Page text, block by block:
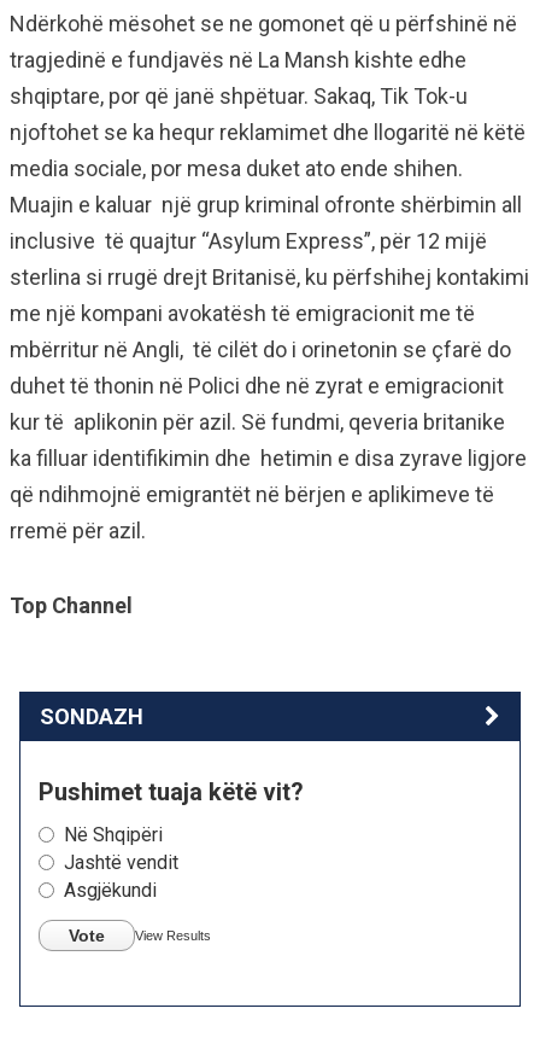
Ndërkohë mësohet se ne gomonet që u përfshinë në
tragjedinë e fundjavës në La Mansh kishte edhe
shqiptare, por që janë shpëtuar. Sakaq, Tik Tok-u
njoftohet se ka hequr reklamimet dhe llogaritë në këtë
media sociale, por mesa duket ato ende shihen.
Muajin e kaluar një grup kriminal ofronte shërbimin all
inclusive të quajtur “Asylum Express”, për 12 mijë
sterlina si rrugë drejt Britanisë, ku përfshihej kontakimi
me një kompani avokatësh të emigracionit me të
mbërritur në Angli, të cilët do i orinetonin se çfarë do
duhet të thonin në Polici dhe në zyrat e emigracionit
kur të aplikonin për azil. Së fundmi, qeveria britanike
ka filluar identifikimin dhe hetimin e disa zyrave ligjore
që ndihmojnë emigrantët në bërjen e aplikimeve të
rremë për azil.
Top Channel
SONDAZH
Pushimet tuaja këtë vit?
Në Shqipëri
Jashtë vendit
Asgjëkundi
Vote View Results